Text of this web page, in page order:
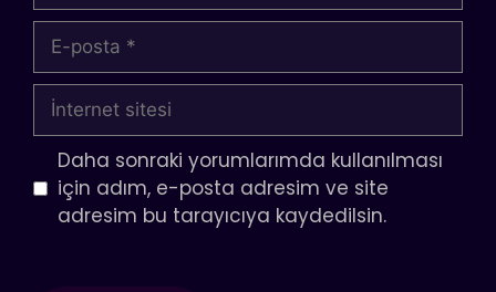
posta
İnternet
sitesi
Daha sonraki yorumlarımda kullanılması
için adım, e-posta adresim ve site
adresim bu tarayıcıya kaydedilsin.